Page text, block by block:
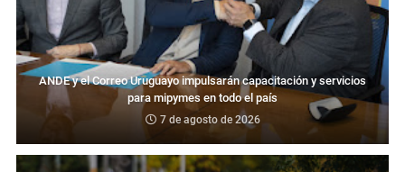
ANDE y el Correo Uruguayo impulsarán capacitación y servicios
para mipymes en todo el país
7 de agosto de 2026